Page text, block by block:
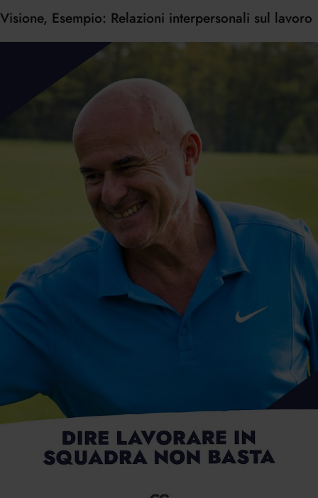
Visione, Esempio: Relazioni interpersonali sul lavoro